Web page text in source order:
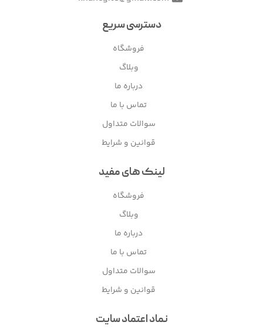
دسترسی سریع
فروشگاه
وبلاگ
درباره ما
تماس با ما
سوالات متداول
قوانین و شرایط
لینک های مفید
فروشگاه
وبلاگ
درباره ما
تماس با ما
سوالات متداول
قوانین و شرایط
نماد اعتماد سایت